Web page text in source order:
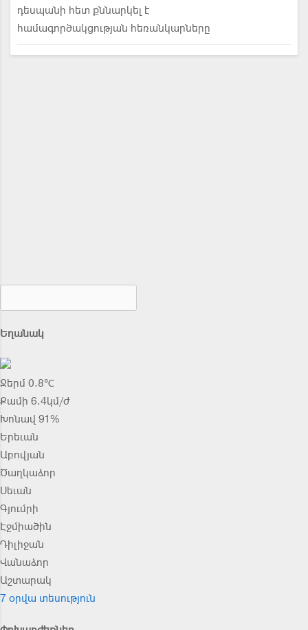
դեսպանի հետ քննարկել է
համագործակցության հեռանկարները
Եղանակ
Ջերմ 0.8℃
Քամի 6.4կմ/ժ
Խոնավ 91%
Երեւան
Աբովյան
Ծաղկաձոր
Սեւան
Գյումրի
Էջմիածին
Դիլիջան
Վանաձոր
Աշտարակ
7 օրվա տեսություն